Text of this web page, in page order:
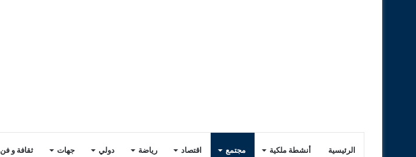
الرئيسية أنشطة ملكية مجتمع اقتصاد رياضة دولي جهات ثقافة و فن